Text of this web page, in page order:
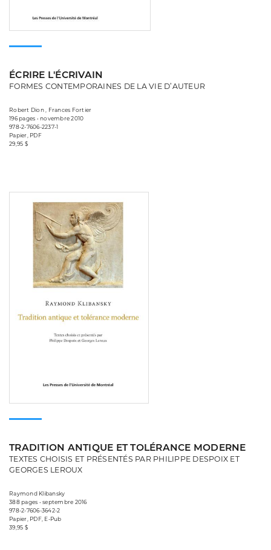
ÉCRIRE L'ÉCRIVAIN
FORMES CONTEMPORAINES DE LA VIE D’AUTEUR
Robert Dion , Frances Fortier
196 pages • novembre 2010
978-2-7606-2237-1
Papier, PDF
29,95 $
TRADITION ANTIQUE ET TOLÉRANCE MODERNE
TEXTES CHOISIS ET PRÉSENTÉS PAR PHILIPPE DESPOIX ET
GEORGES LEROUX
Raymond Klibansky
388 pages • septembre 2016
978-2-7606-3642-2
Papier, PDF, E-Pub
39,95 $